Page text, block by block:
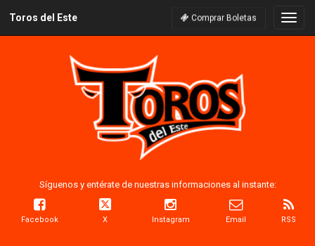
Toros del Este Comprar Boletas
Síguenos y entérate de nuestras informaciones al instante:
Facebook X Instagram Email RSS